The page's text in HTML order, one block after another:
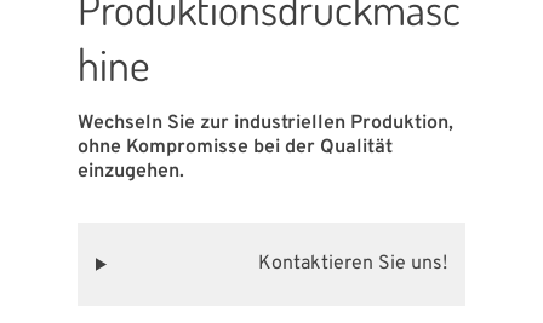
hine
Wechseln Sie zur industriellen Produktion,
ohne Kompromisse bei der Qualität
einzugehen.
Kontaktieren Sie uns!